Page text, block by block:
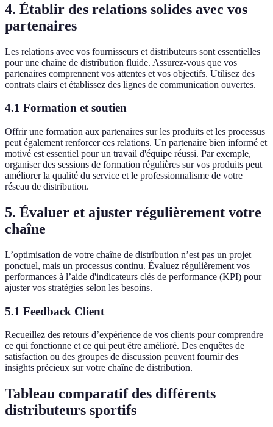
4. Établir des relations solides avec vos
partenaires
Les relations avec vos fournisseurs et distributeurs sont essentielles
pour une chaîne de distribution fluide. Assurez-vous que vos
partenaires comprennent vos attentes et vos objectifs. Utilisez des
contrats clairs et établissez des lignes de communication ouvertes.
4.1 Formation et soutien
Offrir une formation aux partenaires sur les produits et les processus
peut également renforcer ces relations. Un partenaire bien informé et
motivé est essentiel pour un travail d'équipe réussi. Par exemple,
organiser des sessions de formation régulières sur vos produits peut
améliorer la qualité du service et le professionnalisme de votre
réseau de distribution.
5. Évaluer et ajuster régulièrement votre
chaîne
L’optimisation de votre chaîne de distribution n’est pas un projet
ponctuel, mais un processus continu. Évaluez régulièrement vos
performances à l’aide d'indicateurs clés de performance (KPI) pour
ajuster vos stratégies selon les besoins.
5.1 Feedback Client
Recueillez des retours d’expérience de vos clients pour comprendre
ce qui fonctionne et ce qui peut être amélioré. Des enquêtes de
satisfaction ou des groupes de discussion peuvent fournir des
insights précieux sur votre chaîne de distribution.
Tableau comparatif des différents
distributeurs sportifs